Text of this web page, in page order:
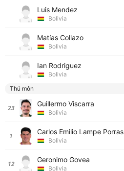
Luis Mendez
Bolivia
Matías Collazo
Bolivia
Ian Rodriguez
Bolivia
Thủ môn
23 Guillermo Viscarra
Bolivia
1 Carlos Emilio Lampe Porras
Bolivia
12 Geronimo Govea
Bolivia